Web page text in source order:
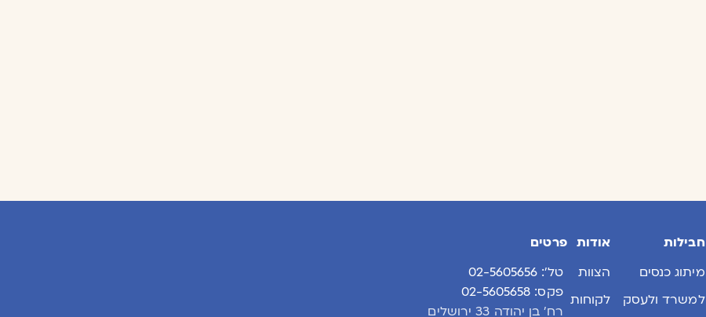
חבילות
מיתוג כנסים
למשרד ולעסק
אודות
הצוות
לקוחות
פרטים
טל׳: 02-5605656
פקס: 02-5605658
רח׳ בן יהודה 33 ירושלים